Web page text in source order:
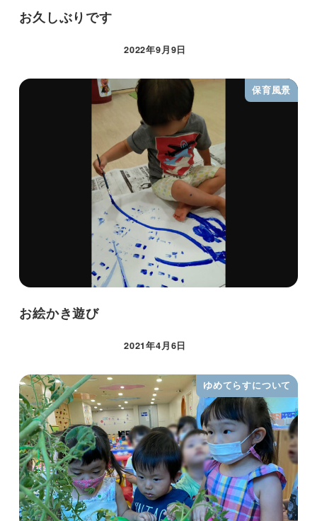
お久しぶりです
2022年9月9日
保育風景
お絵かき遊び
2021年4月6日
ゆめてらすについて